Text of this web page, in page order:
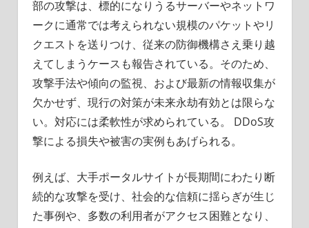
部の攻撃は、標的になりうるサーバーやネットワ
ークに通常では考えられない規模のパケットやリ
クエストを送りつけ、従来の防御機構さえ乗り越
えてしまうケースも報告されている。そのため、
攻撃手法や傾向の監視、および最新の情報収集が
欠かせず、現行の対策が未来永劫有効とは限らな
い。対応には柔軟性が求められている。 DDoS攻
撃による損失や被害の実例もあげられる。
例えば、大手ポータルサイトが長期間にわたり断
続的な攻撃を受け、社会的な信頼に揺らぎが生じ
た事例や、多数の利用者がアクセス困難となり、